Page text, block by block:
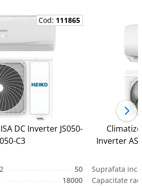
Cod: 111865
DC Inverter JS050-
С3
50
18000
Inverter
Suprafata
Capacitate